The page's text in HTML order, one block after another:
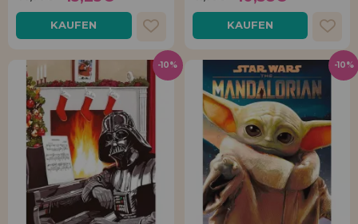
KAUFEN KAUFEN
-10% -10%